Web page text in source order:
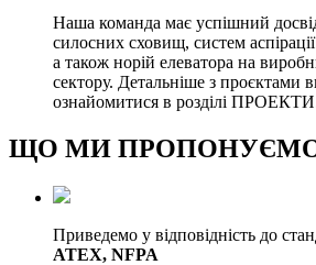
Наша команда має успішний
силосних сховищ, систем
а також норій елеватора на
сектору. Детальніше з проєктами
ознайомитися в розділі
ЩО МИ
Приведемо у відповідність до
ATEX, NFPA